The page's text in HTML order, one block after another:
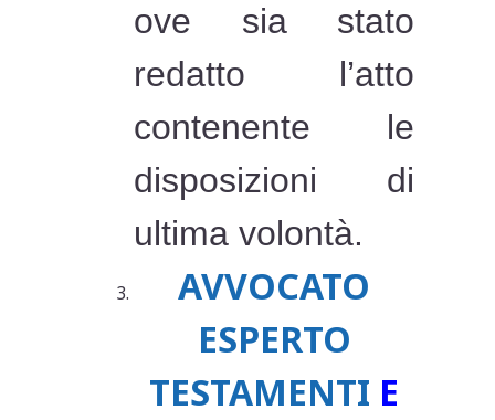
ove sia stato
redatto l’atto
contenente le
disposizioni di
ultima volontà.
AVVOCATO
ESPERTO
TESTAMENTI E